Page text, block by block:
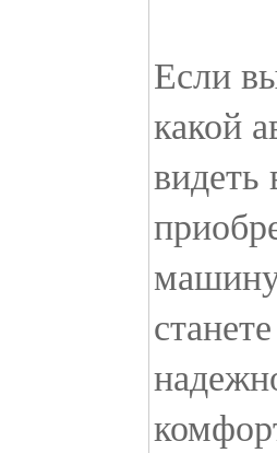
Если
какой
видеть